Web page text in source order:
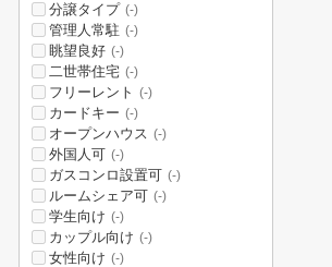
分譲タイプ (-)
管理人常駐 (-)
眺望良好 (-)
二世帯住宅 (-)
フリーレント (-)
カードキー (-)
オープンハウス (-)
外国人可 (-)
ガスコンロ設置可 (-)
ルームシェア可 (-)
学生向け (-)
カップル向け (-)
女性向け (-)